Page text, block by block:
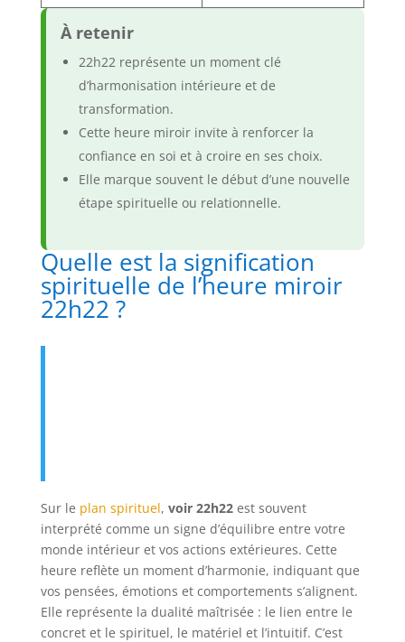
À retenir
22h22 représente un moment clé
d’harmonisation intérieure et de
transformation.
Cette heure miroir invite à renforcer la
confiance en soi et à croire en ses choix.
Elle marque souvent le début d’une nouvelle
étape spirituelle ou relationnelle.
Quelle est la signification
spirituelle de l’heure miroir
22h22 ?
Sur le plan spirituel, voir 22h22est souvent
interprété comme un signe d’équilibre entre votre
monde intérieur et vos actions extérieures. Cette
heure reflète un moment d’harmonie, indiquant que
vos pensées, émotions et comportements s’alignent.
Elle représente la dualité maîtrisée : le lien entre le
concret et le spirituel, le matériel et l’intuitif. C’est